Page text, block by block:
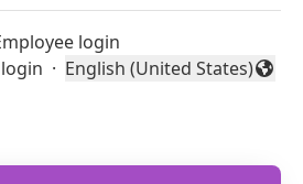
login
· Change language
English (United States)